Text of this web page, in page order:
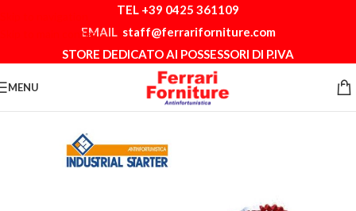
Skip to main content
TEL +39 0425 361109
EMAIL staff@ferrariforniture.com
STORE DEDICATO AI POSSESSORI DI P.IVA
MENU